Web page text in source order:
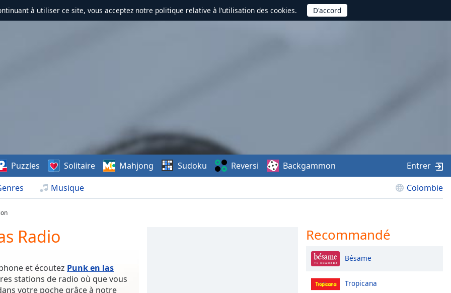
à utiliser ce site, vous acceptez notre politique relative à l’utilisation des cookies.
Musique Colombie
Puzzles Solitaire Mahjong Sudoku Reversi Backgammon Entrer
Radio
et écoutez Punk en las
stations de radio où que vous
votre poche grâce à notre
Recommandé
Bésame
Tropicana